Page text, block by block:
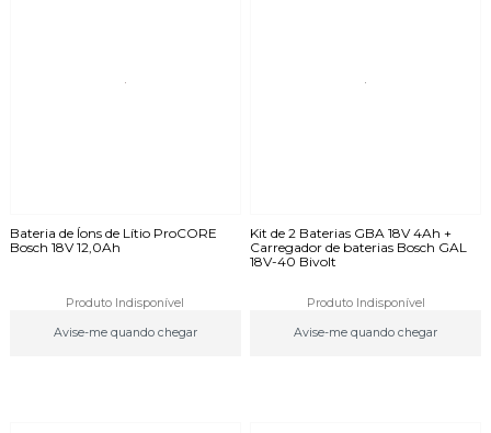
Bateria de Íons de Lítio ProCORE
Bosch 18V 12,0Ah
Produto Indisponível
Avise-me quando chegar
Kit de 2 Baterias GBA 18V 4Ah +
Carregador de baterias Bosch GAL
18V-40 Bivolt
Produto Indisponível
Avise-me quando chegar